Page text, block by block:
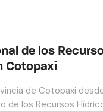
de los
Cotopaxi
de Cotopaxi
de los Recursos